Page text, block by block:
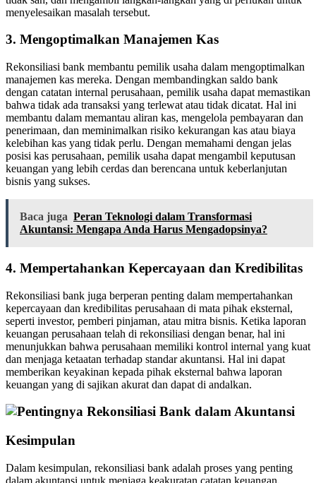
menyelesaikan masalah tersebut.
3. Mengoptimalkan Manajemen Kas
Rekonsiliasi bank membantu pemilik usaha dalam mengoptimalkan
manajemen kas mereka. Dengan membandingkan saldo bank
dengan catatan internal perusahaan, pemilik usaha dapat memastikan
bahwa tidak ada transaksi yang terlewat atau tidak dicatat. Hal ini
membantu dalam memantau aliran kas, mengelola pembayaran dan
penerimaan, dan meminimalkan risiko kekurangan kas atau biaya
kelebihan kas yang tidak perlu. Dengan memahami dengan jelas
posisi kas perusahaan, pemilik usaha dapat mengambil keputusan
keuangan yang lebih cerdas dan berencana untuk keberlanjutan
bisnis yang sukses.
Baca juga Peran Teknologi dalam Transformasi
Akuntansi: Mengapa Anda Harus Mengadopsinya?
4. Mempertahankan Kepercayaan dan Kredibilitas
Rekonsiliasi bank juga berperan penting dalam mempertahankan
kepercayaan dan kredibilitas perusahaan di mata pihak eksternal,
seperti investor, pemberi pinjaman, atau mitra bisnis. Ketika laporan
keuangan perusahaan telah di rekonsiliasi dengan benar, hal ini
menunjukkan bahwa perusahaan memiliki kontrol internal yang kuat
dan menjaga ketaatan terhadap standar akuntansi. Hal ini dapat
memberikan keyakinan kepada pihak eksternal bahwa laporan
keuangan yang di sajikan akurat dan dapat di andalkan.
Kesimpulan
Dalam kesimpulan, rekonsiliasi bank adalah proses yang penting
dalam akuntansi untuk menjaga keakuratan catatan keuangan,